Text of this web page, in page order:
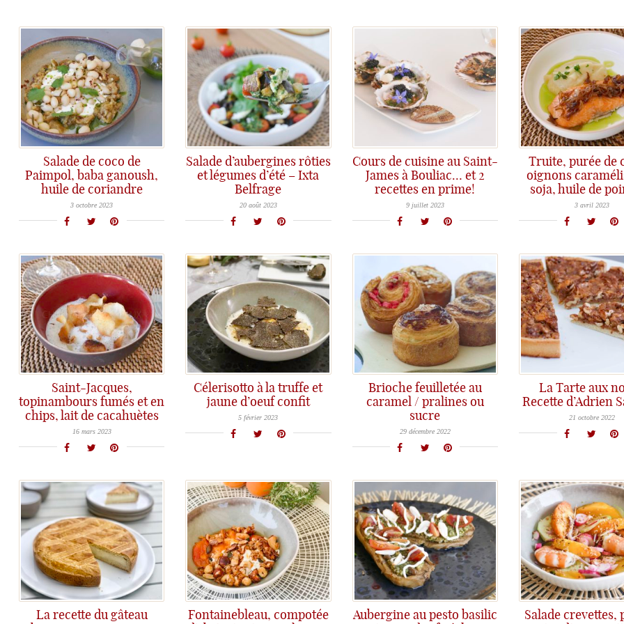
Salade de coco de
Paimpol, baba ganoush,
huile de coriandre
Les haricots coco de Paimpol en salade avec du baba ganoush et une bonne huile de coriandre, une délicieuse façon de les préparer et de les consommer....
3 octobre 2023
Salade d’aubergines rôties
et légumes d’été – Ixta
Belfrage
Les salades ce n'est pas toujours avec des légumes crus, et les aubergines ce n'est pas toujours triste... alors on se régale avec cette salade canon, boostée par une salsa d'enfer!
20 août 2023
Cours de cuisine au Saint-
James à Bouliac… et 2
recettes en prime!
Le Saint-James Bouliac, c'est un restaurant gastronomique étoilé, mais c'est aussi "Côté Cours" , une école de cuisine avec des cours quotidiens et plein de thèmes différents... aujourd'hui, thème iodé!
9 juillet 2023
Truite, purée de
oignons
soja, huile de
Filet de truite, oignons caramélisés, huile de poireaux et purée de céleri... une recette simple et efficace!
3 avril 2023
Saint-Jacques,
topinambours fumés et en
chips, lait de cacahuètes
Si vous faites partie de la Team noix de Saint-Jacques, vous allez vous régaler!
16 mars 2023
Célerisotto à la truffe et
jaune d’oeuf confit
Le Célerisotto - ou Risotto de céleri - prend un air de fête sous son manteau de truffe mélano...
5 février 2023
Brioche feuilletée au
caramel / pralines ou
sucre
Une véritable brioche maison avec une structure feuilletée qui s'effiloche, la bonne odeur à la sortie du four... on met les mains dans la farine et on se lance!
29 décembre 2022
La Tarte aux
Recette d’Adrien
Une recette de tarte aux noix croustillante et terriblement gourmande inspirée par Adrien Salavert. Régalez-vous!
21 octobre 2022
La recette du gâteau
Fontainebleau, compotée
Aubergine au pesto basilic
Salade crevettes,